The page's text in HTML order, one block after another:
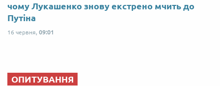
чому Лукашенко знову екстрено мчить до
Путіна
16 червня, 09:01
ОПИТУВАННЯ